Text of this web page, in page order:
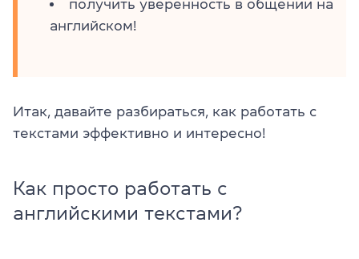
получить уверенность в общении на
английском!
Итак, давайте разбираться, как работать с
текстами эффективно и интересно!
Как просто работать с
английскими текстами?